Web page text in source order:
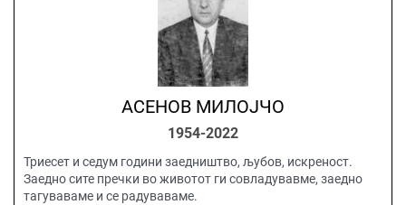
АСЕНОВ МИЛОЈЧО
1954-2022
Триесет и седум години заедништво, љубов, искреност.
Заедно сите пречки во животот ги совладувавме, заедно
тагуваваме и се радуваваме.